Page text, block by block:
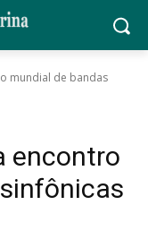
mundial de bandas
encontro